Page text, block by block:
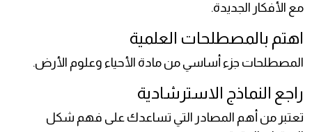
مع الأفكار الجديدة.
اهتم بالمصطلحات العلمية
المصطلحات جزء أساسي من مادة الأحياء وعلوم الأرض.
راجع النماذج الاسترشادية
تعتبر من أهم المصادر التي تساعدك على فهم شكل